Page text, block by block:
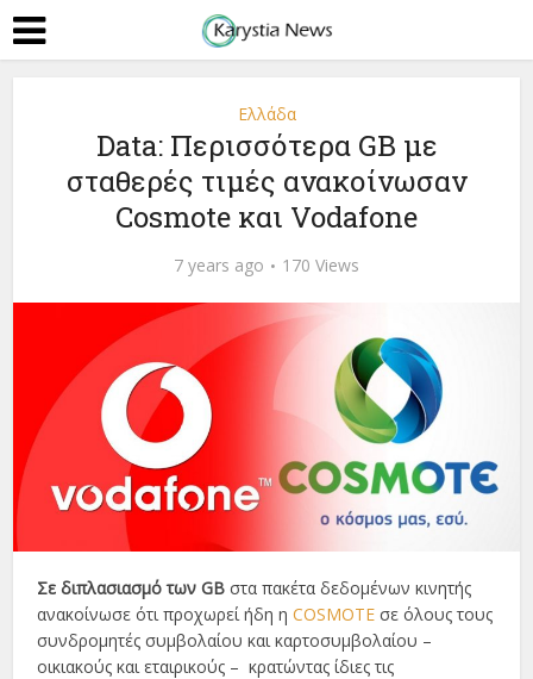
Ελλάδα
Data: Περισσότερα GB με
σταθερές τιμές ανακοίνωσαν
Cosmote και Vodafone
7 years ago 170 Views
Σε διπλασιασμό των GB στα πακέτα δεδομένων κινητής
ανακοίνωσε ότι προχωρεί ήδη ηCOSMOTE σε όλους τους
συνδρομητές συμβολαίου και καρτοσυμβολαίου –
οικιακούς και εταιρικούς – κρατώντας ίδιες τις